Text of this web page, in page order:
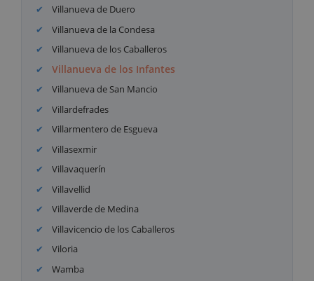
Villanueva de Duero
Villanueva de la Condesa
Villanueva de los Caballeros
Villanueva de los Infantes
Villanueva de San Mancio
Villardefrades
Villarmentero de Esgueva
Villasexmir
Villavaquerín
Villavellid
Villaverde de Medina
Villavicencio de los Caballeros
Viloria
Wamba